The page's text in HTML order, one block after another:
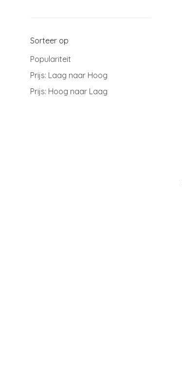
Sorteer op
Populariteit
Prijs: Laag naar Hoog
Prijs: Hoog naar Laag